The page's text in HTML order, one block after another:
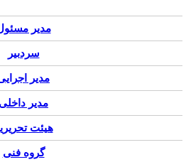
مدیر مسئول
سردبیر
مدیر اجرایی
مدیر داخلی
هیئت تحریریه
گروه فنی